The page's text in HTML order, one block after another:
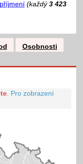
(každý 3 423
Osobnosti
Pro zobrazení